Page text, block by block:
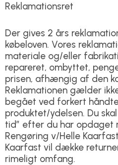
Reklamationsret
Der gives 2 års
købeloven. Vores
materiale og/eller
repareret, ombyttet,
prisen, afhængig af den
Reklamationen gælder
begået ved forkert
produktet/ydelsen. Du
tid” efter du har opdaget
Rengøring v/Helle
Kaarfast vil dække
rimeligt omfang.